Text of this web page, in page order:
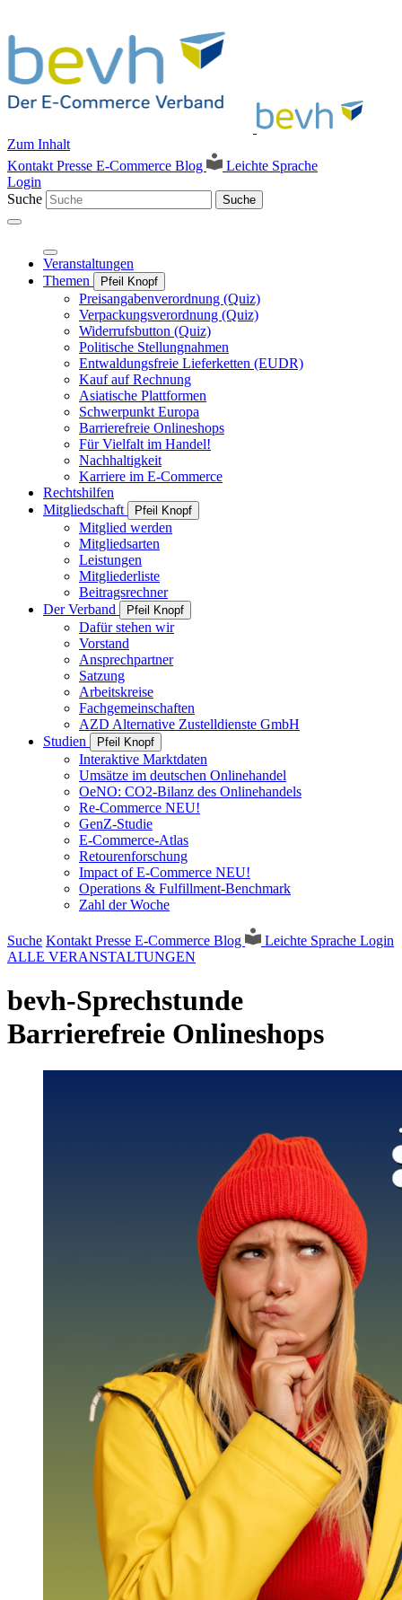
Zum Inhalt
Kontakt Presse E-Commerce Blog
Leichte Sprache
Login
Suche
Suche
Veranstaltungen
Themen
Pfeil Knopf
Preisangabenverordnung (Quiz)
Verpackungsverordnung (Quiz)
Widerrufsbutton (Quiz)
Politische Stellungnahmen
Entwaldungsfreie Lieferketten (EUDR)
Kauf auf Rechnung
Asiatische Plattformen
Schwerpunkt Europa
Barrierefreie Onlineshops
Für Vielfalt im Handel!
Nachhaltigkeit
Karriere im E-Commerce
Rechtshilfen
Mitgliedschaft
Pfeil Knopf
Mitglied werden
Mitgliedsarten
Leistungen
Mitgliederliste
Beitragsrechner
Der Verband
Pfeil Knopf
Dafür stehen wir
Vorstand
Ansprechpartner
Satzung
Arbeitskreise
Fachgemeinschaften
AZD Alternative Zustelldienste GmbH
Studien
Pfeil Knopf
Interaktive Marktdaten
Umsätze im deutschen Onlinehandel
OeNO: CO2-Bilanz des Onlinehandels
Re-Commerce NEU!
GenZ-Studie
E-Commerce-Atlas
Retourenforschung
Impact of E-Commerce NEU!
Operations & Fulfillment-Benchmark
Zahl der Woche
Suche Kontakt Presse E-Commerce Blog Leichte Sprache Login
ALLE VERANSTALTUNGEN
bevh-Sprechstunde
Barrierefreie Onlineshops